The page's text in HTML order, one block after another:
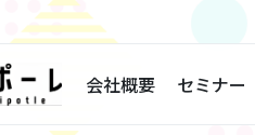
会社概要 セミナー